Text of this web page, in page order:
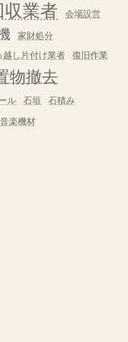
業者 会場設営
家財処分
越し片付け業者 復旧作業
物撤去
ル 石垣 石積み
音楽機材